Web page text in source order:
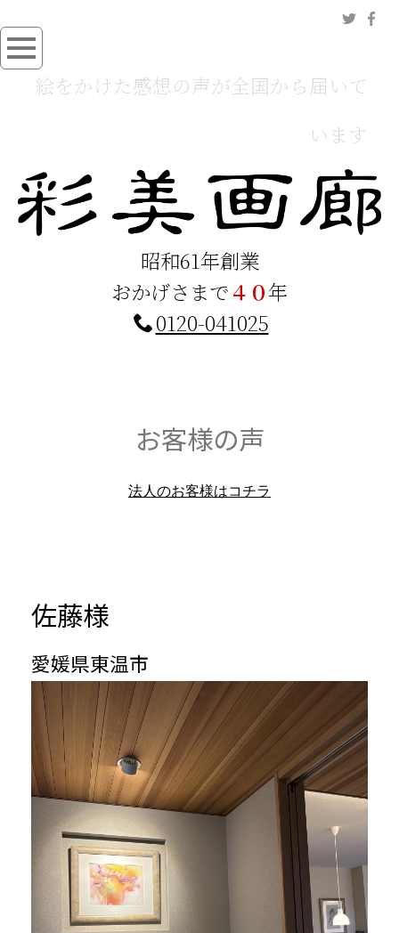
絵をかけた感想の声が全国から届いて
います
昭和61年創業
おかげさまで４０年
0120-041025
お客様の声
法人のお客様はコチラ
佐藤様
愛媛県東温市